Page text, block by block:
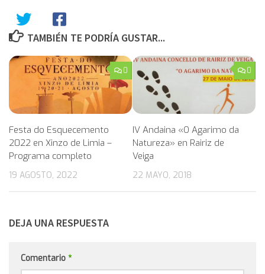
TAMBIÉN TE PODRÍA GUSTAR...
0
Festa do Esquecemento
2022 en Xinzo de Limia –
Programa completo
19 AGOSTO, 2022
0
IV Andaina «O Agarimo da
Natureza» en Rairiz de
Veiga
22 MAYO, 2018
DEJA UNA RESPUESTA
Comentario *